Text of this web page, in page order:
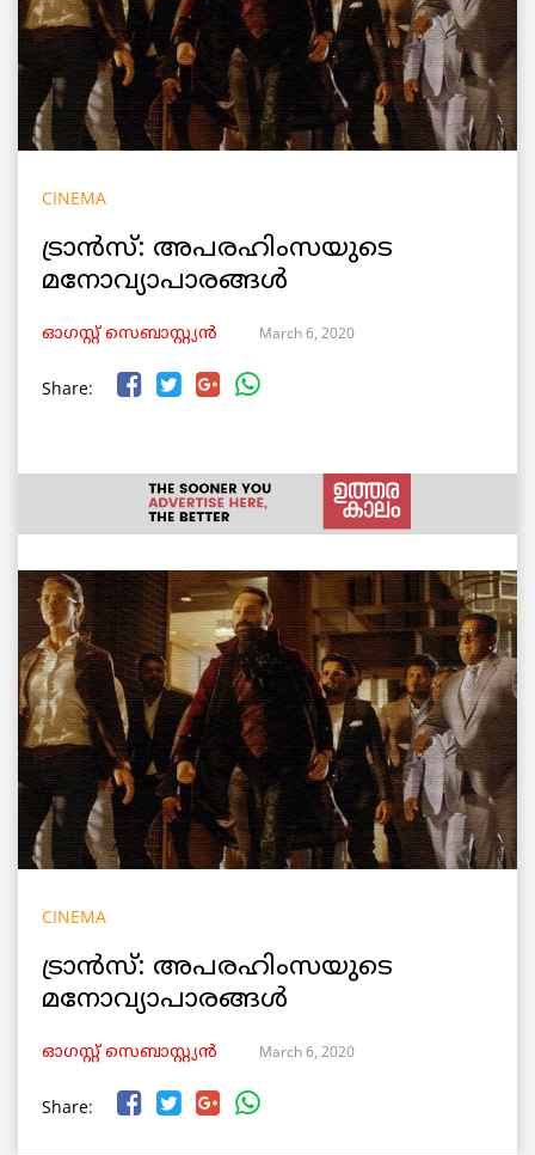
CINEMA
ട്രാൻസ്: അപരഹിംസയുടെ
മനോവ്യാപാരങ്ങൾ
ഓഗസ്റ്റ് സെബാസ്റ്റ്യൻ March 6, 2020
Share:
CINEMA
ട്രാൻസ്: അപരഹിംസയുടെ
മനോവ്യാപാരങ്ങൾ
ഓഗസ്റ്റ് സെബാസ്റ്റ്യൻ March 6, 2020
Share: